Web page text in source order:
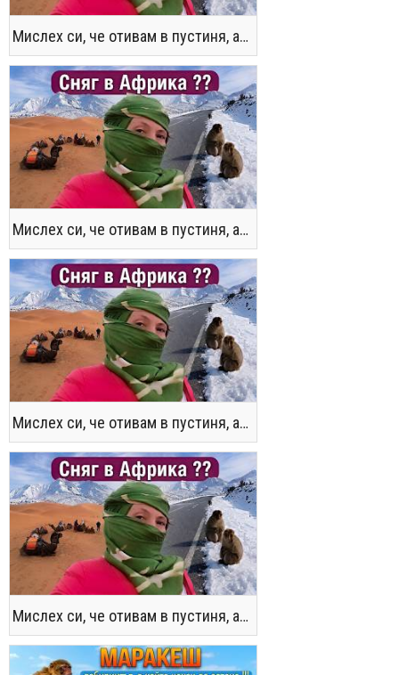
Мислех си, че отивам в пустиня, а се озовах в снега !! / Not the Morocco You Know
Мислех си, че отивам в пустиня, а се озовах в снега !! / Not the Morocco You Know
Мислех си, че отивам в пустиня, а се озовах в снега !! / Not the Morocco You Know
Мислех си, че отивам в пустиня, а се озовах в снега !! / Not the Morocco You Know